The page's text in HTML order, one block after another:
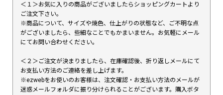
＜１＞お気に入りの商品がございましたらショッピングカートより
ご注文下さい。
※商品について、サイズや焼色、仕上がりの状態など、ご不明な点
がございましたら、些細なことでもかまいません。お気軽にメール
にてお問い合わせください。
＜２＞ご注文が決まりましたら、在庫確認後、折り返しメールにて
お支払い方法のご連絡を差し上げます。
※ezwebをお使いのお客様は、注文確認・お支払い方法のメールが
迷惑メールフォルダに振り分けられることがございます。購入ボタ